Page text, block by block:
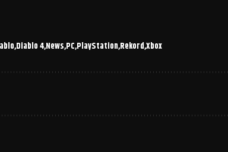
Diablo 4News PC PlayStation RekordXbox